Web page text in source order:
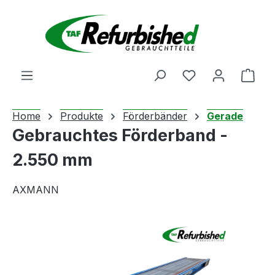
Zum Hauptinhalt springen
Du hast 0
Home Produkte Förderbänder Gerade
Gebrauchtes Förderband -
2.550 mm
AXMANN